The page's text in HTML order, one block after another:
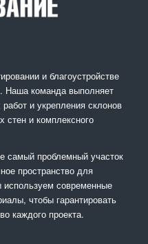
и благоустройстве
Наша команда выполняет
и укрепления склонов
стен и комплексного
самый проблемный участок
пространство для
современные
чтобы гарантировать
каждого проекта.